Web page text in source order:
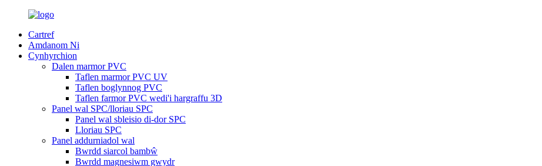
Cartref
Amdanom Ni
Cynhyrchion
Dalen marmor PVC
Taflen marmor PVC UV
Taflen boglynnog PVC
Taflen farmor PVC wedi'i hargraffu 3D
Panel wal SPC/lloriau SPC
Panel wal sbleisio di-dor SPC
Lloriau SPC
Panel addurniadol wal
Bwrdd siarcol bambŵ
Bwrdd magnesiwm gwydr